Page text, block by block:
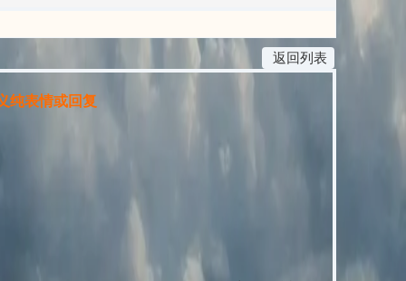
返回列表
表情或回复